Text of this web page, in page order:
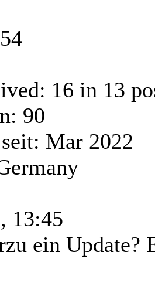
16 in 13
90
Mar 2022
13:45
ein